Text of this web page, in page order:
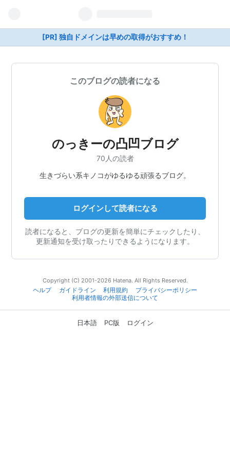
[PR] 独自ドメインは早めの取得がおすすめ！
このブログの読者になる
のっきーの凸凹ブログ
70人の読者
生きづらい系キノコがゆるゆる頑張るブログ。
ログインして読者になる
読者になると、ブログの更新を簡単にチェックしたり、
更新通知を受け取ったりできるようになります。
Copyright (C) 2001-2026 Hatena. All Rights Reserved.
ヘルプ
ガイドライン 利用規約
プライバシーポリシー
利用者情報の外部送信について
日本語 PC版 ログイン